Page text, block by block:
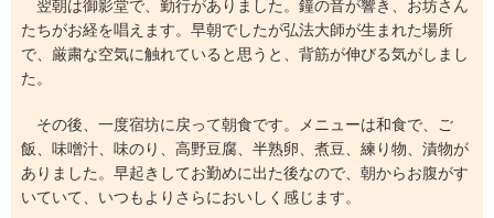
翌朝は御影堂で、勤行がありました。鐘の音が響き、お坊さん
たちがお経を唱えます。早朝でしたが弘法大師が生まれた場所
で、厳粛な空気に触れていると思うと、背筋が伸びる気がしまし
た。
その後、一度宿坊に戻って朝食です。メニューは和食で、ご
飯、味噌汁、味のり、高野豆腐、半熟卵、煮豆、練り物、漬物が
ありました。早起きしてお勤めに出た後なので、朝からお腹がす
いていて、いつもよりさらにおいしく感じます。